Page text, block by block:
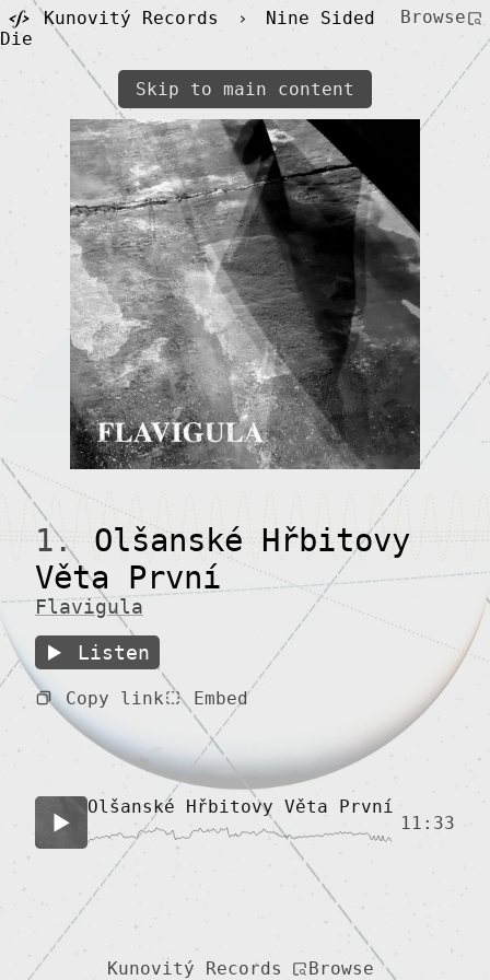
Skip to main content
Kunovitý Records ›
Nine Sided
Die
Browse
1.
Olšanské Hřbitovy
Věta První
Flavigula
Listen
Copy link Embed
Olšanské Hřbitovy Věta První
11:33
Kunovitý Records Browse